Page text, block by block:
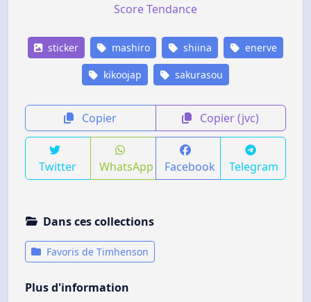
Score Tendance
sticker mashiro shiina enerve
kikoojap sakurasou
Copier Copier (jvc)
Twitter WhatsApp Facebook Telegram
Dans ces collections
Favoris de Timhenson
Plus d'information